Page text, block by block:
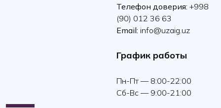
Телефон доверия: +998
(90) 012 36 63
Email: info@uzaig.uz
График работы
Пн-Пт — 8:00-22:00
Сб-Вс — 9:00-21:00